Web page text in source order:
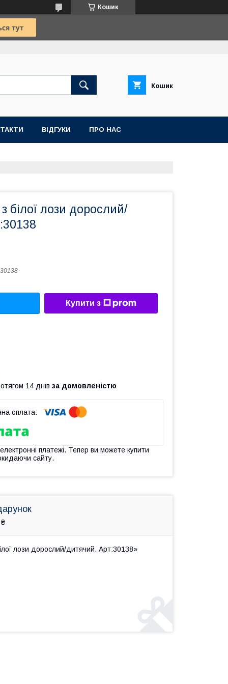
Кошик
Кошик
ВІДГУКИ ПРО НАС
білої лози дорослий/
Купити з
14 днів за домовленістю
платежі. Тепер ви можете купити
сайту.
лози дорослий/дитячий. Арт:30138»